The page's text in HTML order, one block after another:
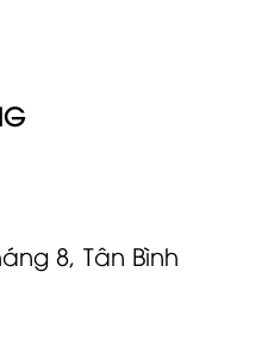
8, Tân Bình